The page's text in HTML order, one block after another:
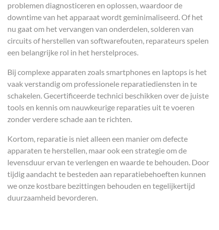
problemen diagnosticeren en oplossen, waardoor de
downtime van het apparaat wordt geminimaliseerd. Of het
nu gaat om het vervangen van onderdelen, solderen van
circuits of herstellen van softwarefouten, reparateurs spelen
een belangrijke rol in het herstelproces.
Bij complexe apparaten zoals smartphones en laptops is het
vaak verstandig om professionele reparatiediensten in te
schakelen. Gecertificeerde technici beschikken over de juiste
tools en kennis om nauwkeurige reparaties uit te voeren
zonder verdere schade aan te richten.
Kortom, reparatie is niet alleen een manier om defecte
apparaten te herstellen, maar ook een strategie om de
levensduur ervan te verlengen en waarde te behouden. Door
tijdig aandacht te besteden aan reparatiebehoeften kunnen
we onze kostbare bezittingen behouden en tegelijkertijd
duurzaamheid bevorderen.